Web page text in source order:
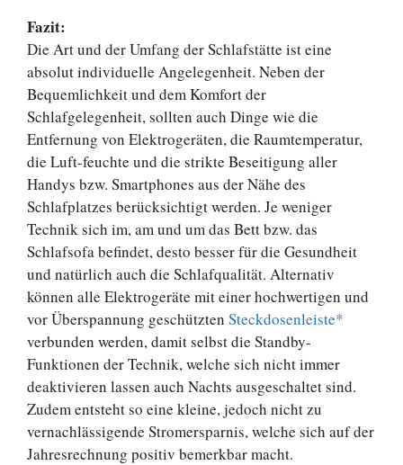
Fazit:
Die Art und der Umfang der Schlafstätte ist eine
absolut individuelle Angelegenheit. Neben der
Bequemlichkeit und dem Komfort der
Schlafgelegenheit, sollten auch Dinge wie die
Entfernung von Elektrogeräten, die Raumtemperatur,
die Luft-feuchte und die strikte Beseitigung aller
Handys bzw. Smartphones aus der Nähe des
Schlafplatzes berücksichtigt werden. Je weniger
Technik sich im, am und um das Bett bzw. das
Schlafsofa befindet, desto besser für die Gesundheit
und natürlich auch die Schlafqualität. Alternativ
können alle Elektrogeräte mit einer hochwertigen und
vor Überspannung geschützten Steckdosenleiste*
verbunden werden, damit selbst die Standby-
Funktionen der Technik, welche sich nicht immer
deaktivieren lassen auch Nachts ausgeschaltet sind.
Zudem entsteht so eine kleine, jedoch nicht zu
vernachlässigende Stromersparnis, welche sich auf der
Jahresrechnung positiv bemerkbar macht.